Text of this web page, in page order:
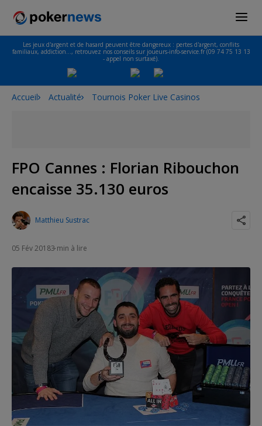
Les jeux d'argent et de hasard peuvent être dangereux : pertes d'argent, conflits
familiaux, addiction…, retrouvez nos conseils sur joueurs-info-service.fr (09 74 75 13 13
- appel non surtaxé).
Accueil Actualité Tournois Poker Live Casinos
FPO Cannes : Florian Ribouchon
encaisse 35.130 euros
Matthieu Sustrac
05 Fév 20183 min à lire